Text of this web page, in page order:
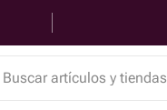
Buscar artículos y tiendas